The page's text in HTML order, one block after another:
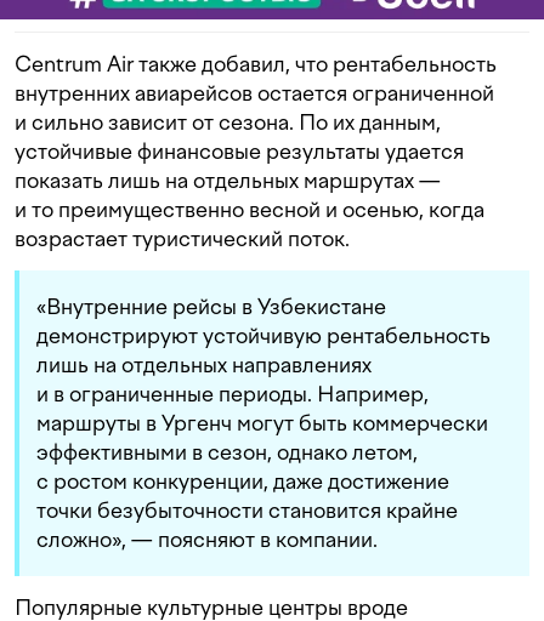
Centrum Air также добавил, что рентабельность
внутренних авиарейсов остается ограниченной
и сильно зависит от сезона. По их данным,
устойчивые финансовые результаты удается
показать лишь на отдельных маршрутах —
и то преимущественно весной и осенью, когда
возрастает туристический поток.
«Внутренние рейсы в Узбекистане
демонстрируют устойчивую рентабельность
лишь на отдельных направлениях
и в ограниченные периоды. Например,
маршруты в Ургенч могут быть коммерчески
эффективными в сезон, однако летом,
с ростом конкуренции, даже достижение
точки безубыточности становится крайне
сложно», — поясняют в компании.
Популярные культурные центры вроде